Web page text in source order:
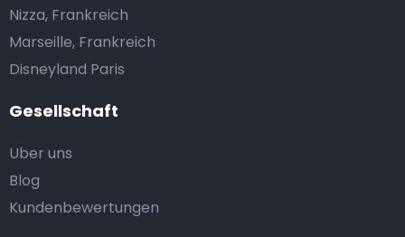
Gesellschaft
Uber uns
Blog
Kundenbewertungen
Nizza, Frankreich
Marseille, Frankreich
Disneyland Paris